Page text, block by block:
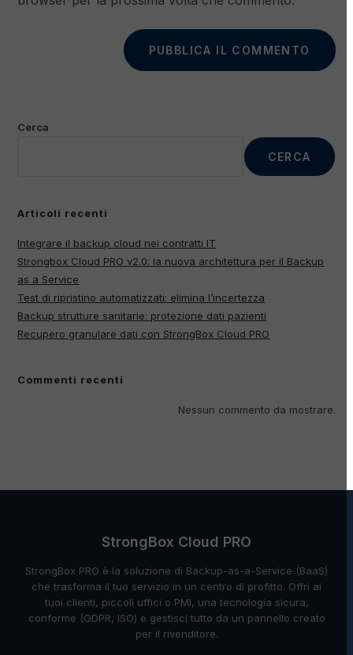
Cerca
CERCA
Articoli recenti
Integrare il backup cloud nei contratti IT
Strongbox Cloud PRO v2.0: la nuova architettura per il Backup
as a Service
Test di ripristino automatizzati: elimina l’incertezza
Backup strutture sanitarie: protezione dati pazienti
Recupero granulare dati con StrongBox Cloud PRO
Commenti recenti
Nessun commento da mostrare.
StrongBox Cloud PRO
StrongBox PRO è la soluzione di Backup-as-a-Service (BaaS)
che trasforma il tuo servizio in un centro di profitto. Offri ai
tuoi clienti, piccoli uffici o PMI, una tecnologia sicura,
conforme (GDPR, ISO) e gestisci tutto da un pannello creato
per il rivenditore.